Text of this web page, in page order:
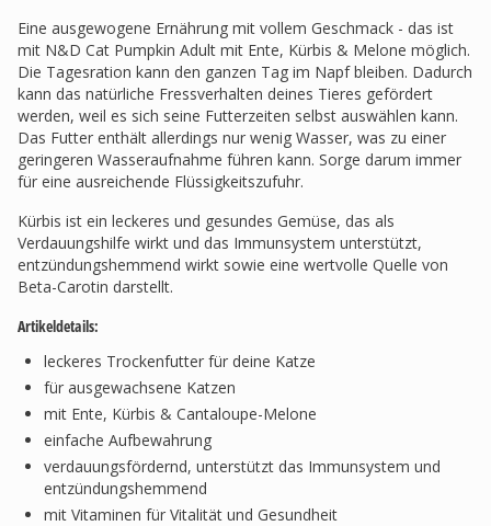
Eine ausgewogene Ernährung mit vollem Geschmack - das ist
mit N&D Cat Pumpkin Adult mit Ente, Kürbis & Melone möglich.
Die Tagesration kann den ganzen Tag im Napf bleiben. Dadurch
kann das natürliche Fressverhalten deines Tieres gefördert
werden, weil es sich seine Futterzeiten selbst auswählen kann.
Das Futter enthält allerdings nur wenig Wasser, was zu einer
geringeren Wasseraufnahme führen kann. Sorge darum immer
für eine ausreichende Flüssigkeitszufuhr.
Kürbis ist ein leckeres und gesundes Gemüse, das als
Verdauungshilfe wirkt und das Immunsystem unterstützt,
entzündungshemmend wirkt sowie eine wertvolle Quelle von
Beta-Carotin darstellt.
Artikeldetails:
leckeres Trockenfutter für deine Katze
für ausgewachsene Katzen
mit Ente, Kürbis & Cantaloupe-Melone
einfache Aufbewahrung
verdauungsfördernd, unterstützt das Immunsystem und
entzündungshemmend
mit Vitaminen für Vitalität und Gesundheit